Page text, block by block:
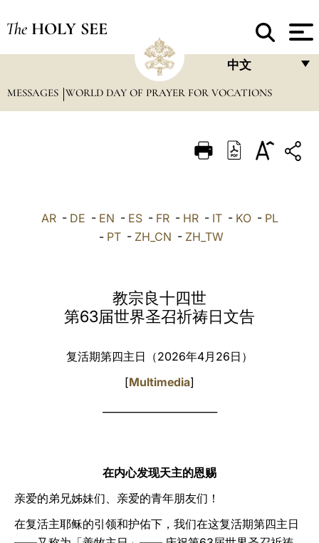
The HOLY SEE
中文
FRANÇAIS
ITALIANO
中文
MESSAGES WORLD DAY OF PRAYER FOR VOCATIONS
AR- DE - EN - ES- FR- HR- IT- KO- PL
- PT- ZH_CN - ZH_TW
教宗良十四世
第63届世界圣召祈祷日文告
复活期第四主日（2026年4月26日）
[Multimedia]
在内心发现天主的恩赐
亲爱的弟兄姊妹们、亲爱的青年朋友们！
在复活主耶稣的引领和护佑下，我们在这复活期第四主日